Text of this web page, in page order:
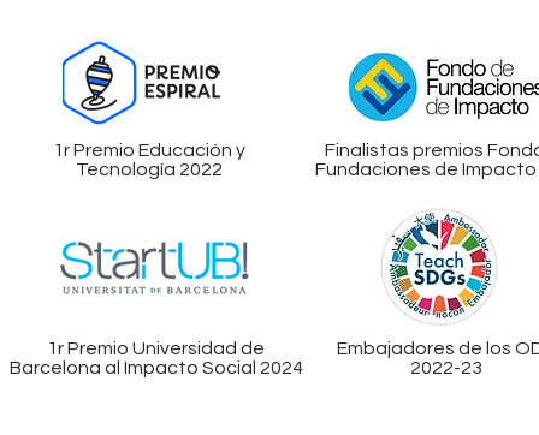
1r Premio Educación y
Tecnología 2022
1r Premio Universidad de
Barcelona al Impacto Social 2024
Finalistas premios
Fundaciones de Impacto
Embajadores de los
2022-23